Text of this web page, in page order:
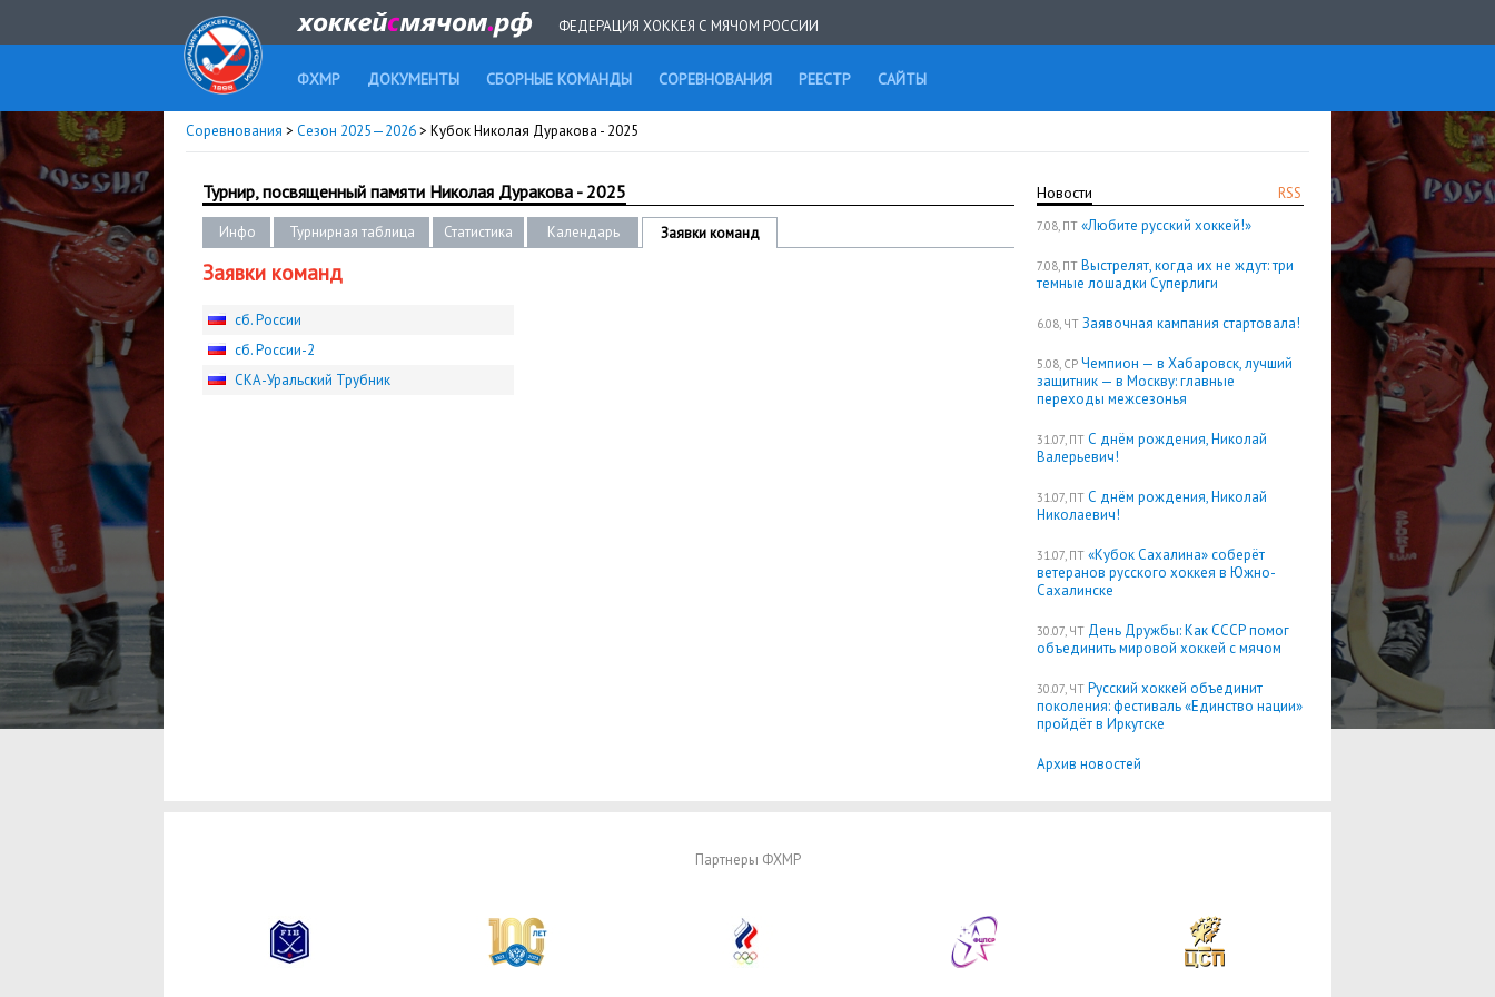
ФЕДЕРАЦИЯ ХОККЕЯ С МЯЧОМ РОССИИ
ФХМР ДОКУМЕНТЫ СБОРНЫЕ КОМАНДЫ СОРЕВНОВАНИЯ РЕЕСТР САЙТЫ
Соревнования > Сезон 2025—2026> Кубок Николая Дуракова - 2025
RSS
Новости
7.08, ПТ «Любите русский хоккей!»
7.08, ПТ Выстрелят, когда их не ждут: три
темные лошадки Суперлиги
6.08, ЧТ Заявочная кампания стартовала!
5.08, СР Чемпион — в Хабаровск, лучший
защитник — в Москву: главные
переходы межсезонья
31.07, ПТ С днём рождения, Николай
Валерьевич!
31.07, ПТ С днём рождения, Николай
Николаевич!
31.07, ПТ «Кубок Сахалина» соберёт
ветеранов русского хоккея в Южно-
Сахалинске
30.07, ЧТ День Дружбы: Как СССР помог
объединить мировой хоккей с мячом
30.07, ЧТ Русский хоккей объединит
поколения: фестиваль «Единство нации»
пройдёт в Иркутске
Архив новостей
Турнир, посвященный памяти Николая Дуракова - 2025
Инфо Турнирная таблица Статистика Календарь Заявки команд
Заявки команд
сб. России
сб. России-2
СКА-Уральский Трубник
Партнеры ФХМР